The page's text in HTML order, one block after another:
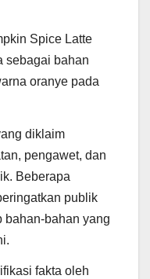
Spice Latte
sebagai bahan
oranye pada
diklaim
pengawet, dan
Beberapa
publik
bahan-bahan yang
fakta oleh